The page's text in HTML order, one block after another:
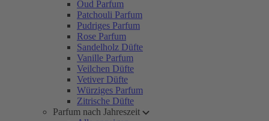
Oud Parfum
Patchouli Parfum
Pudriges Parfum
Rose Parfum
Sandelholz Düfte
Vanille Parfum
Veilchen Düfte
Vetiver Düfte
Würziges Parfum
Zitrische Düfte
Parfum nach Jahreszeit